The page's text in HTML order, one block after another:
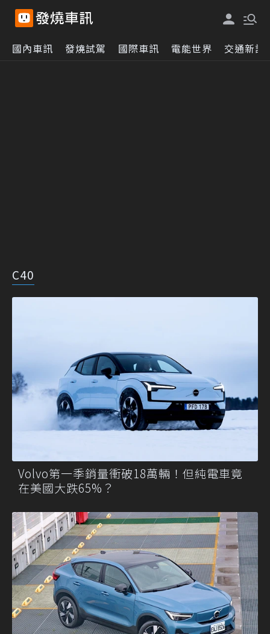
國內車訊 發燒試駕 國際車訊 電能世界 交通新訊
C40
Volvo第一季銷量衝破18萬輛！但純電車竟
在美國大跌65%？